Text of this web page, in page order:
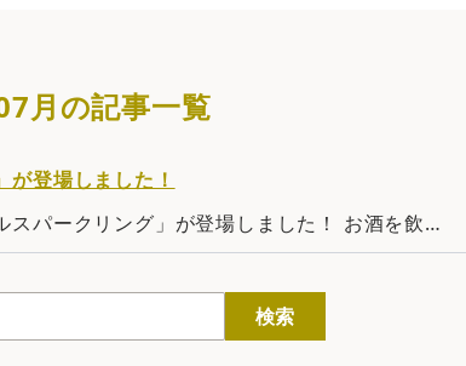
月の記事一覧
登場しました！
スパークリング」が登場しました！ お酒を飲…
検索